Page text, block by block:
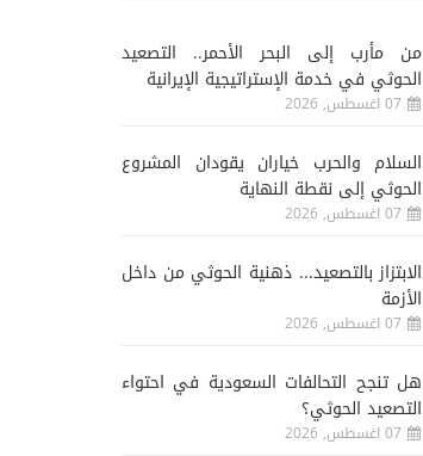
من مأرب إلى البحر الأحمر.. التصعيد
الحوثي في خدمة الإستراتيجية الإيرانية
07 اغسطس, 2026
السلام والحرب خياران يقودان المشروع
الحوثي إلى نقطة النهاية
07 اغسطس, 2026
الابتزاز بالتصعيد... ذهنية الحوثي من داخل
الأزمة
07 اغسطس, 2026
هل تنجح التحالفات السعودية في احتواء
التصعيد الحوثي؟
07 اغسطس, 2026